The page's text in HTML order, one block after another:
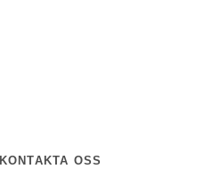
KONTAKTA OSS